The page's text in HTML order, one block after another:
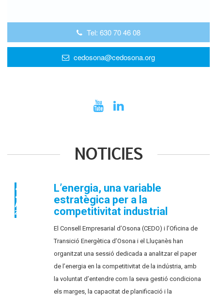
Tel: 630 70 46 08
cedosona@cedosona.org
NOTICIES
14
ABR
2026
L’energia, una variable
estratègica per a la
competitivitat industrial
El Consell Empresarial d’Osona (CEDO) i l’Oficina de
Transició Energètica d’Osona i el Lluçanès han
organitzat una sessió dedicada a analitzar el paper
de l’energia en la competitivitat de la indústria, amb
la voluntat d’entendre com la seva gestió condiciona
els marges, la capacitat de planificació i la